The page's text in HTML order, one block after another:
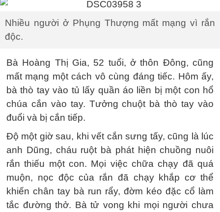
Nhiều người ở Phụng Thượng mất mạng vì rắn
độc.
Bà Hoàng Thị Gia, 52 tuổi, ở thôn Đông, cũng
mất mạng một cách vô cùng đáng tiếc. Hôm ấy,
bà thò tay vào tủ lấy quần áo liền bị một con hổ
chúa cắn vào tay. Tưởng chuột bà thò tay vào
đuổi và bị cắn tiếp.
Độ một giờ sau, khi vết cắn sưng tấy, cũng là lúc
anh Dũng, cháu ruột bà phát hiện chuồng nuôi
rắn thiếu một con. Mọi việc chữa chạy đã quá
muộn, nọc độc của rắn đã chạy khắp cơ thể
khiến chân tay bà run rẩy, đờm kéo đặc cổ làm
tắc đường thở. Bà tử vong khi mọi người chưa